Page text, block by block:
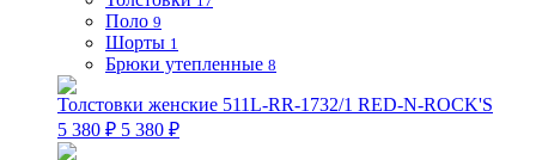
Поло 9
Шорты 1
Брюки утепленные 8
Толстовки женские 511L-RR-1732/1 RED-N-ROCK'S
5 380 ₽ 5 380 ₽